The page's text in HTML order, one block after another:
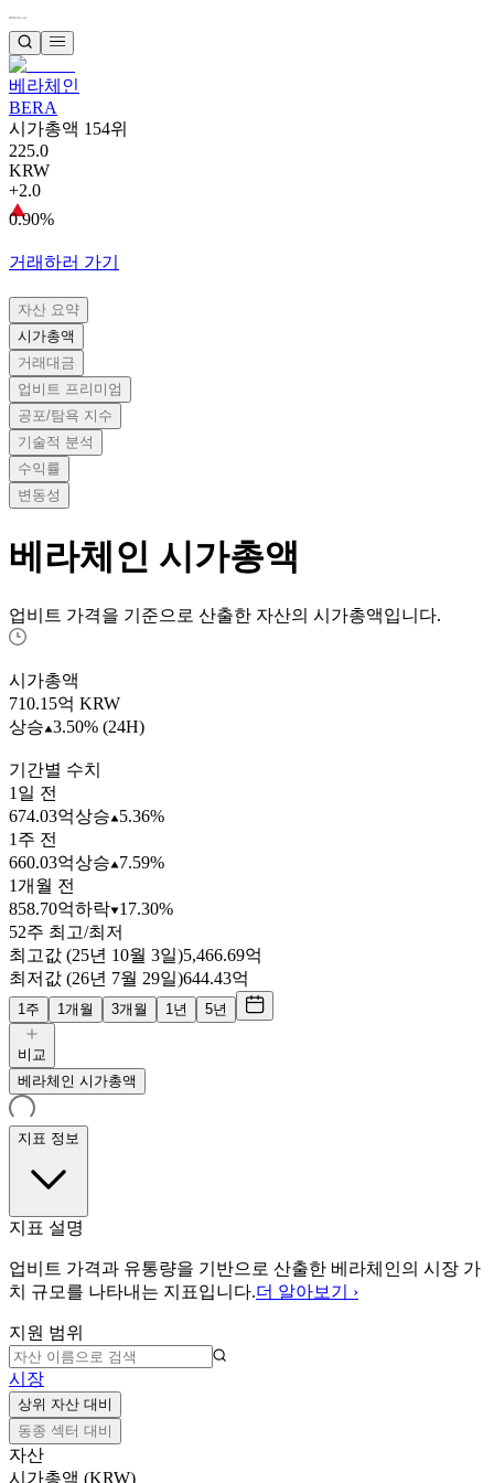
베라체인
BERA
시가총액 154위
225.0
KRW
+2.0
0.90%
거래하러 가기
자산 요약
시가총액
거래대금
업비트 프리미엄
공포/탐욕 지수
기술적 분석
수익률
변동성
베라체인 시가총액
업비트 가격을 기준으로 산출한 자산의 시가총액입니다.
시가총액
710.15억 KRW
상승 3.50% (24H)
기간별 수치
1일 전
674.03억상승 5.36%
1주 전
660.03억상승 7.59%
1개월 전
858.70억하락 17.30%
52주 최고/최저
최고값 (25년 10월 3일)5,466.69억
최저값 (26년 7월 29일)644.43억
1주 1개월 3개월 1년 5년
비교
베라체인 시가총액
지표 정보
지표 설명
업비트 가격과 유통량을 기반으로 산출한 베라체인의 시장 가
치 규모를 나타내는 지표입니다.더 알아보기 ›
지원 범위
시장
상위 자산 대비
동종 섹터 대비
자산
시가총액 (KRW)